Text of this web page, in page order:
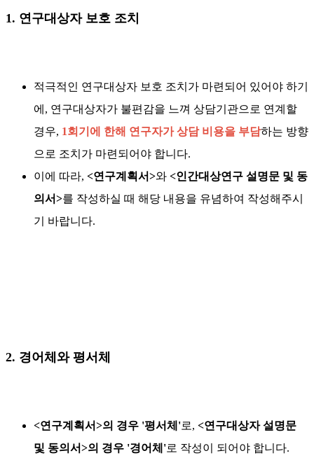
1. 연구대상자 보호 조치
적극적인 연구대상자 보호 조치가 마련되어 있어야 하기
에, 연구대상자가 불편감을 느껴 상담기관으로 연계할
경우, 1회기에 한해 연구자가 상담 비용을 부담하는 방향
으로 조치가 마련되어야 합니다.
이에 따라, <연구계획서>와 <인간대상연구 설명문 및 동
의서>를 작성하실 때 해당 내용을 유념하여 작성해주시
기 바랍니다.
2. 경어체와 평서체
<연구계획서>의 경우 '평서체'로, <연구대상자 설명문
및 동의서>의 경우 '경어체'로 작성이 되어야 합니다.